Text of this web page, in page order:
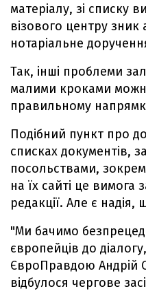
матеріалу, зі списку
візового центру
нотаріальне
Так, інші проблеми
малими кроками
правильному
Подібний пункт про
списках документів,
посольствами,
на їх сайті це вимога
редакції. Але є надія,
"Ми бачимо
європейців до
ЄвроПравдою Андрій
відбулося чергове